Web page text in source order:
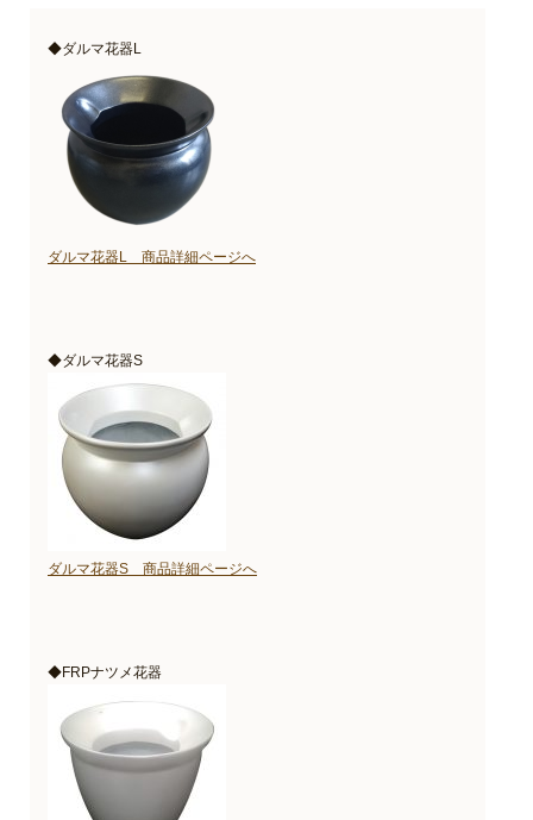
◆ダルマ花器L
ダルマ花器L 商品詳細ページへ
◆ダルマ花器S
ダルマ花器S 商品詳細ページへ
◆FRPナツメ花器